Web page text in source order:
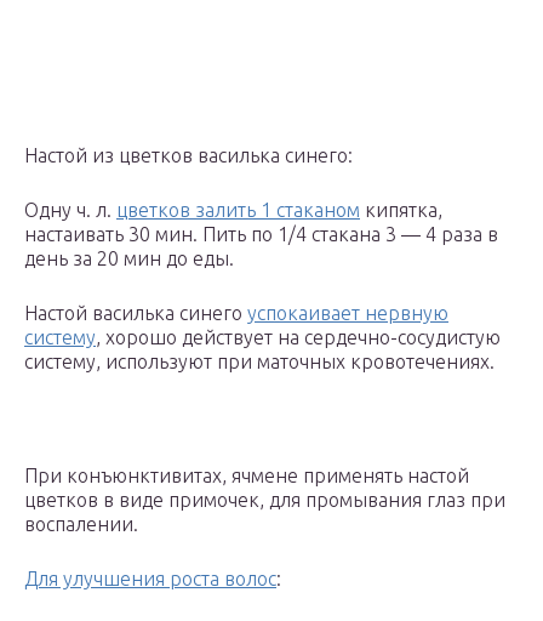
Настой из цветков василька синего:
Одну ч. л. цветков залить 1 стаканом кипятка,
настаивать 30 мин. Пить по 1/4 стакана 3 — 4 раза в
день за 20 мин до еды.
Настой василька синего успокаивает нервную
систему, хорошо действует на сердечно-сосудистую
систему, используют при маточных кровотечениях.
При конъюнктивитах, ячмене применять настой
цветков в виде примочек, для промывания глаз при
воспалении.
Для улучшения роста волос: